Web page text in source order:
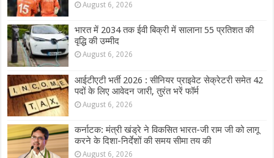
August 6, 2026
भारत में 2034 तक ईवी बिक्री में सालाना 55 प्रतिशत की
वृद्धि की उम्मीद
August 6, 2026
आईटीएटी भर्ती 2026 : सीनियर प्राइवेट सेक्रेटरी समेत 42
पदों के लिए आवेदन जारी, तुरंत भरें फॉर्म
August 6, 2026
कर्नाटक: मंत्री खंड्रे ने विकसित भारत-जी राम जी को लागू
करने के दिशा-निर्देशों की समय सीमा तय की
August 6, 2026